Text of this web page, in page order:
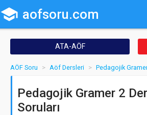
school aofsoru.com
ATA-AÖF
AÖF Soru Aöf Dersleri Pedagojik
Pedagojik Gramer 2
Soruları